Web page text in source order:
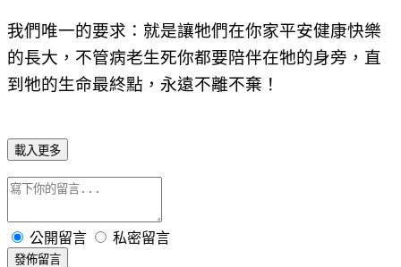
我們唯一的要求：就是讓牠們在你家平安健康快樂
的長大，不管病老生死你都要陪伴在牠的身旁，直
到牠的生命最終點，永遠不離不棄！
載入更多
公開留言 私密留言
發佈留言